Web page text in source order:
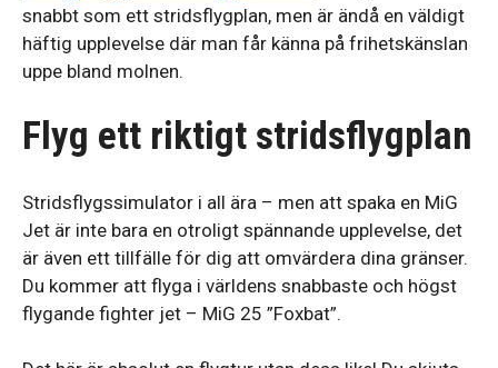
snabbt som ett stridsflygplan, men är ändå en väldigt
häftig upplevelse där man får känna på frihetskänslan
uppe bland molnen.
Flyg ett riktigt stridsflygplan
Stridsflygssimulator i all ära – men att spaka en MiG
Jet är inte bara en otroligt spännande upplevelse, det
är även ett tillfälle för dig att omvärdera dina gränser.
Du kommer att flyga i världens snabbaste och högst
flygande fighter jet – MiG 25 ”Foxbat”.